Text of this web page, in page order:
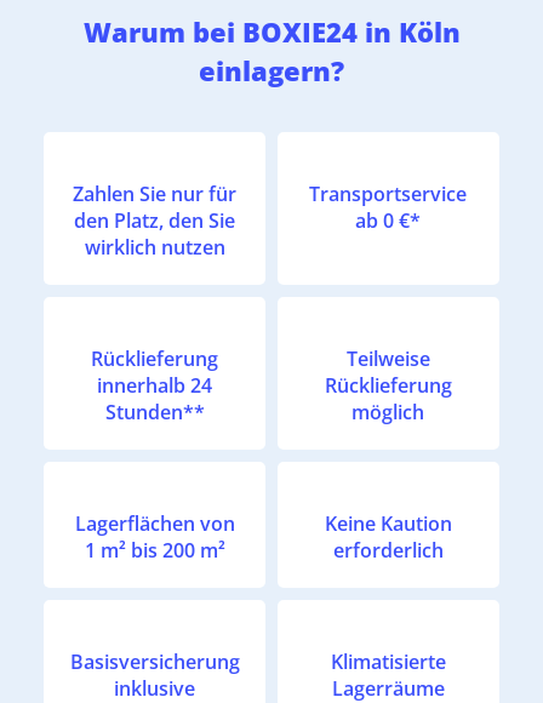
Warum bei BOXIE24 in Köln
einlagern?
Zahlen Sie nur für
den Platz, den Sie
wirklich nutzen
Transportservice
ab 0 €*
Rücklieferung
innerhalb 24
Stunden**
Teilweise
Rücklieferung
möglich
Lagerflächen von
1 m² bis 200 m²
Keine Kaution
erforderlich
Basisversicherung
inklusive
Klimatisierte
Lagerräume